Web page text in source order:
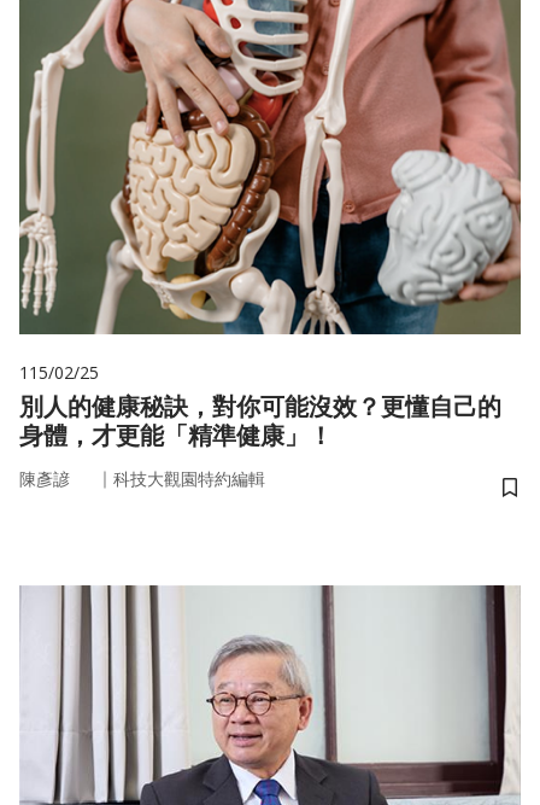
115/02/25
別人的健康秘訣，對你可能沒效？更懂自己的
身體，才更能「精準健康」！
陳彥諺 ｜ 科技大觀園特約編輯
儲